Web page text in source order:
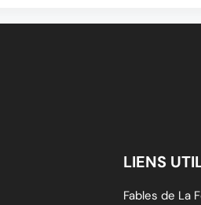
LIENS
Fables de La